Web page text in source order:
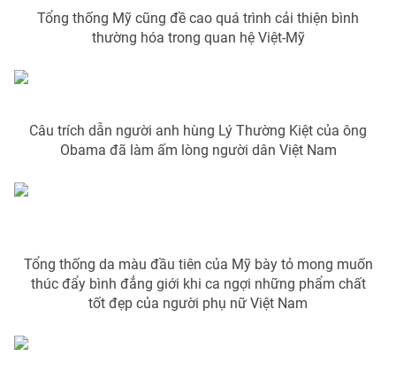
Thị trường 24h Tấm lòng Việt
VTV4
VTV9 VTV8
Liên hệ tòa soạn
THỜI BÁO VTV
Tổng thống Mỹ cũng đề cao quá trình cải thiện bình
thường hóa trong quan hệ Việt-Mỹ
Câu trích dẫn người anh hùng Lý Thường Kiệt của ông
Obama đã làm ấm lòng người dân Việt Nam
Tổng thống da màu đầu tiên của Mỹ bày tỏ mong muốn
thúc đẩy bình đẳng giới khi ca ngợi những phẩm chất
tốt đẹp của người phụ nữ Việt Nam